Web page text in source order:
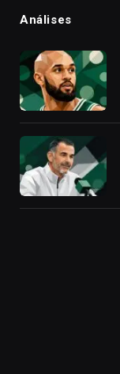
Análises